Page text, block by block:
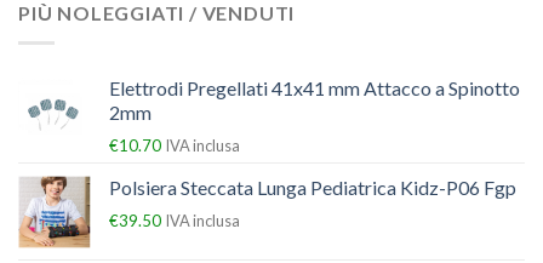
PIÙ NOLEGGIATI / VENDUTI
Elettrodi Pregellati 41x41 mm Attacco a Spinotto
2mm
€10.70 IVA inclusa
Polsiera Steccata Lunga Pediatrica Kidz-P06 Fgp
€39.50 IVA inclusa